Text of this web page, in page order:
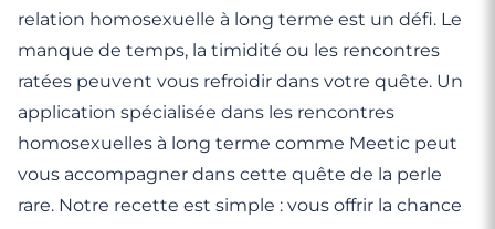
relation homosexuelle à long terme est un défi. Le
manque de temps, la timidité ou les rencontres
ratées peuvent vous refroidir dans votre quête. Un
application spécialisée dans les rencontres
homosexuelles à long terme comme Meetic peut
vous accompagner dans cette quête de la perle
rare. Notre recette est simple : vous offrir la chance